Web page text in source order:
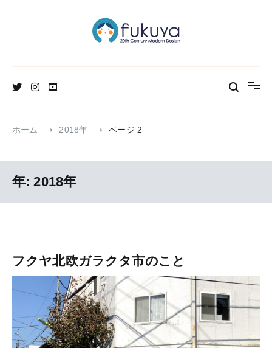
ホーム 2018年 ページ 2
年:2018年
フクヤ北欧ガラクタ市のこと